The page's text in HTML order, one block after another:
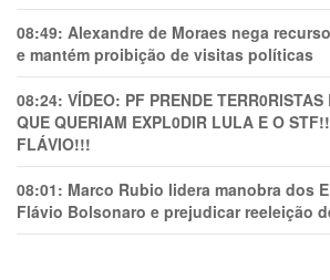
08:49: Alexandre de Moraes nega
e mantém proibição de visitas políticas
08:24: VÍDEO: PF PRENDE
QUE QUERIAM EXPL0DlR LULA E O
FLÁVIO!!!
08:01: Marco Rubio lidera manobra dos
Flávio Bolsonaro e prejudicar reeleição